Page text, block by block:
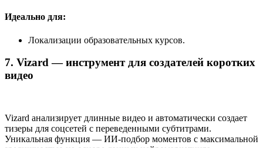
Идеально для:
Локализации образовательных курсов.
7. Vizard — инструмент для создателей коротких
видео
Vizard анализирует длинные видео и автоматически создает
тизеры для соцсетей с переведенными субтитрами.
Уникальная функция — ИИ-подбор моментов с максимальной